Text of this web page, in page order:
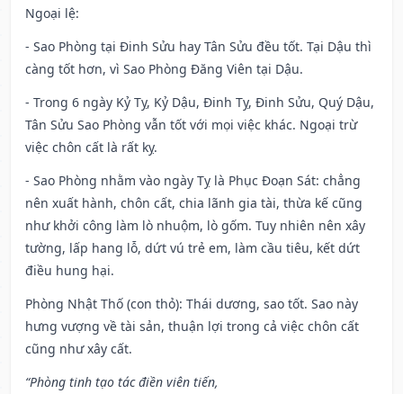
Ngoại lệ:
- Sao Phòng tại Đinh Sửu hay Tân Sửu đều tốt. Tại Dậu thì
càng tốt hơn, vì Sao Phòng Đăng Viên tại Dậu.
- Trong 6 ngày Kỷ Tỵ, Kỷ Dậu, Đinh Tỵ, Đinh Sửu, Quý Dậu,
Tân Sửu Sao Phòng vẫn tốt với mọi việc khác. Ngoại trừ
việc chôn cất là rất kỵ.
- Sao Phòng nhằm vào ngày Tỵ là Phục Đoạn Sát: chẳng
nên xuất hành, chôn cất, chia lãnh gia tài, thừa kế cũng
như khởi công làm lò nhuộm, lò gốm. Tuy nhiên nên xây
tường, lấp hang lỗ, dứt vú trẻ em, làm cầu tiêu, kết dứt
điều hung hại.
Phòng Nhật Thố (con thỏ): Thái dương, sao tốt. Sao này
hưng vượng về tài sản, thuận lợi trong cả việc chôn cất
cũng như xây cất.
“Phòng tinh tạo tác điền viên tiến,